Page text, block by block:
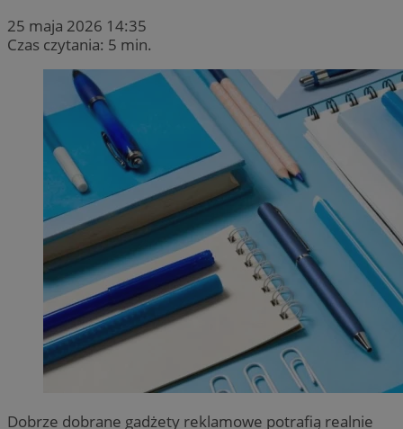
25 maja 2026 14:35
Czas czytania: 5 min.
Dobrze dobrane gadżety reklamowe potrafią realnie